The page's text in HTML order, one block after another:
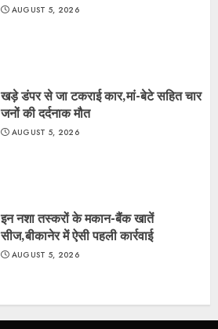
AUGUST 5, 2026
खड़े डंपर से जा टकराई कार,मां-बेटे सहित चार
जनों की दर्दनाक मौत
AUGUST 5, 2026
इन नशा तस्करों के मकान-बैंक खातें
सीज,बीकानेर में ऐसी पहली कार्रवाई
AUGUST 5, 2026